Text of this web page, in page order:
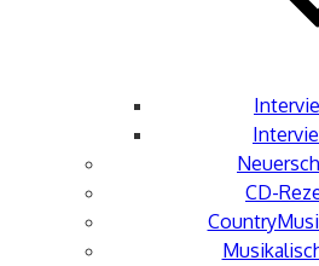
CD-